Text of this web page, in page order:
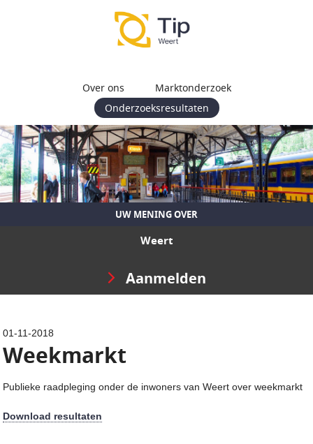
Over ons
Marktonderzoek
Onderzoeksresultaten
UW MENING OVER
Weert
Aanmelden
01-11-2018
Weekmarkt
Publieke raadpleging onder de inwoners van Weert over weekmarkt
Download resultaten